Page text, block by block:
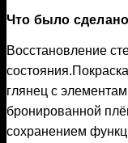
Что было
Восстановление
глянец с
бронированной
сохранением